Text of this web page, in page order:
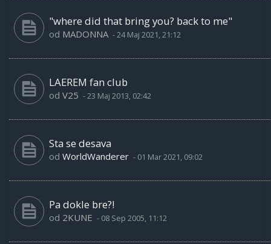
"where did that bring you? back to me"
od MADONNA -24 Maj 2021, 21:12
LAEREM fan club
od V25 -23 Maj 2013, 02:42
Sta se desava
od WorldWanderer - 01 Mar 2021, 09:02
Pa dokle bre?!
od 2KUNE - 08 Sep 2005, 11:12